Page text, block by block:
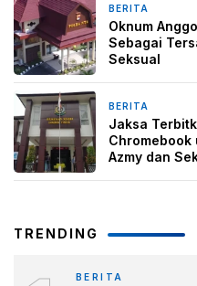
BERITA
Oknum
Sebagai
Seksual
BERITA
Jaksa
Chromebook
Azmy dan
TRENDING
BERITA